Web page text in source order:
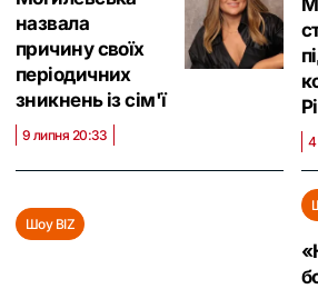
назвала
причину своїх
періодичних
зникнень із сім'ї
9 липня 20:33 4
Шоу BIZ